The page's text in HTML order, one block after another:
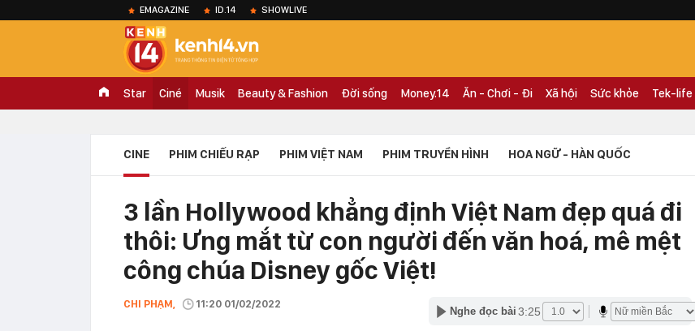
EMAGAZINE ID.14 SHOWLIVE
Star Ciné Musik Beauty & Fashion Đời sống Money.14 Ăn - Chơi - Đi Xã hội Sức khỏe Tek-life
CINE PHIM CHIẾU RẠP PHIM VIỆT NAM PHIM TRUYỀN HÌNH HOA NGỮ - HÀN QUỐC
3 lần Hollywood khẳng định Việt Nam đẹp quá đi
thôi: Ưng mắt từ con người đến văn hoá, mê mệt
công chúa Disney gốc Việt!
CHI PHẠM, 11:20 01/02/2022
Nghe đọc bài 3:25